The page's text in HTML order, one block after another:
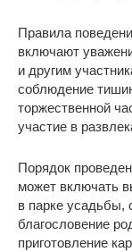
Правила
включают
и другим
соблюдение
торжественной
участие в
Порядок
может включать
в парке усадьбы,
благословение
приготовление